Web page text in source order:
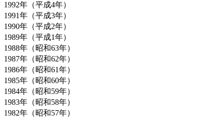
1992年（平成4年）
1991年（平成3年）
1990年（平成2年）
1989年（平成1年）
1988年（昭和63年）
1987年（昭和62年）
1986年（昭和61年）
1985年（昭和60年）
1984年（昭和59年）
1983年（昭和58年）
1982年（昭和57年）